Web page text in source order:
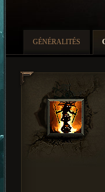
GÉNÉRALITÉS